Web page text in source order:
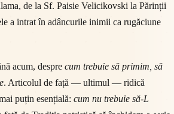
de la Sf. Paisie Velicikovski la Părinții
a intrat în adâncurile inimii ca rugăciune
acum, despre cum trebuie să primim, să
. Articolul de față — ultimul — ridică
puțin esențială: cum nu trebuie să-L